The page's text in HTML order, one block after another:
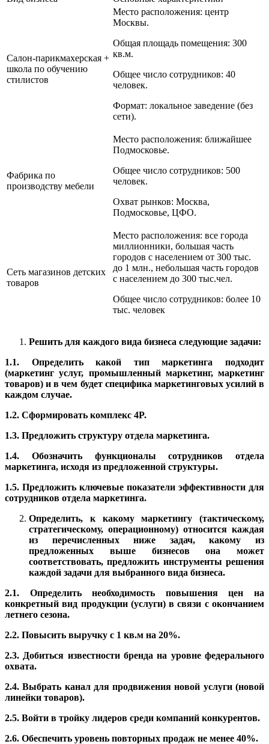
Салон-парикмахерская +
школа по обучению
стилистов
Место расположения: центр
Москвы.
Общая площадь помещения: 300
кв.м.
Общее число сотрудников: 40
человек.
Формат: локальное заведение (без
сети).
Фабрика по
производству мебели
Место расположения: ближайшее
Подмосковье.
Общее число сотрудников: 500
человек.
Охват рынков: Москва,
Подмосковье, ЦФО.
Сеть магазинов детских
товаров
Место расположения: все города
миллионники, большая часть
городов с населением от 300 тыс.
до 1 млн., небольшая часть городов
с населением до 300 тыс.чел.
Общее число сотрудников: более 10
тыс. человек
Решить для каждого вида бизнеса следующие задачи:
1.1. Определить какой тип маркетинга подходит
(маркетинг услуг, промышленный маркетинг, маркетинг
товаров) и в чем будет специфика маркетинговых усилий в
каждом случае.
1.2. Сформировать комплекс 4P.
1.3. Предложить структуру отдела маркетинга.
1.4. Обозначить функционалы сотрудников отдела
маркетинга, исходя из предложенной структуры.
1.5. Предложить ключевые показатели эффективности для
сотрудников отдела маркетинга.
Определить, к какому маркетингу (тактическому,
стратегическому, операционному) относится каждая
из перечисленных ниже задач, какому из
предложенных выше бизнесов она может
соответствовать, предложить инструменты решения
каждой задачи для выбранного вида бизнеса.
2.1. Определить необходимость повышения цен на
конкретный вид продукции (услуги) в связи с окончанием
летнего сезона.
2.2. Повысить выручку с 1 кв.м на 20%.
2.3. Добиться известности бренда на уровне федерального
охвата.
2.4. Выбрать канал для продвижения новой услуги (новой
линейки товаров).
2.5. Войти в тройку лидеров среди компаний конкурентов.
2.6. Обеспечить уровень повторных продаж не менее 40%.